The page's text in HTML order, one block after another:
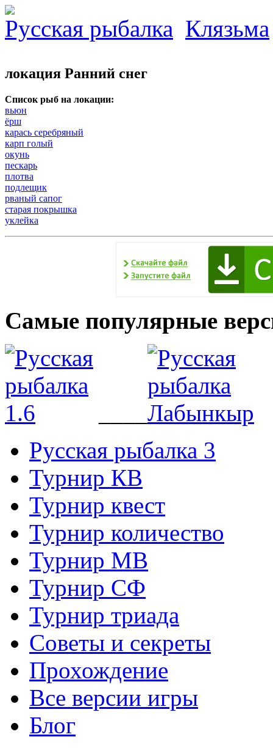
Русская рыбалка Клязьма
локация Ранний снег
Список рыб на локации:
вьюн
ёрш
карась серебряный
карп голый
окунь
пескарь
плотва
подлещик
рваный сапог
старая покрышка
уклейка
Самые популярные
Русская рыбалка 3
Турнир КВ
Турнир квест
Турнир количество
Турнир МВ
Турнир СФ
Турнир триада
Советы и секреты
Прохождение
Все версии игры
Блог